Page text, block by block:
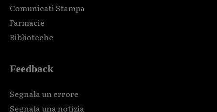
Comunicati Stampa
Farmacie
Biblioteche
Feedback
Segnala un errore
Segnala una notizia